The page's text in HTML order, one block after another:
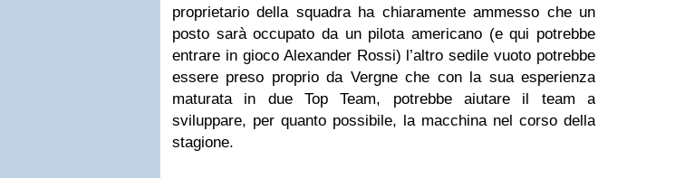
proprietario della squadra ha chiaramente ammesso che un
posto sarà occupato da un pilota americano (e qui potrebbe
entrare in gioco Alexander Rossi) l’altro sedile vuoto potrebbe
essere preso proprio da Vergne che con la sua esperienza
maturata in due Top Team, potrebbe aiutare il team a
sviluppare, per quanto possibile, la macchina nel corso della
stagione.